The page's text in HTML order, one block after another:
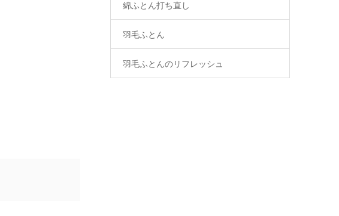
綿ふとん打ち直し
羽毛ふとん
羽毛ふとんのリフレッシュ